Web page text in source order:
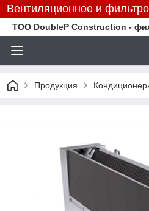
Вентиляционное и
TOO DoubleP Construction -
Продукция